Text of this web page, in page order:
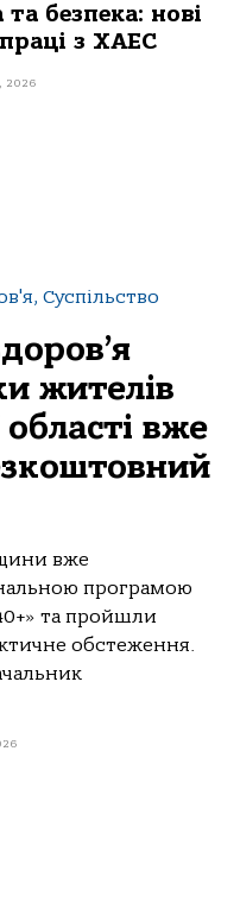
безпека: нові
з ХАЕС
2026
Суспільство
жителів
області вже
вже
програмою
та пройшли
обстеження.